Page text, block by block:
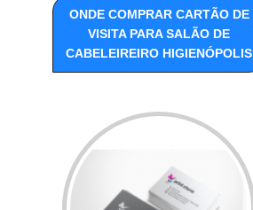
ONDE COMPRAR CARTÃO DE
VISITA PARA SALÃO DE
CABELEIREIRO HIGIENÓPOLIS